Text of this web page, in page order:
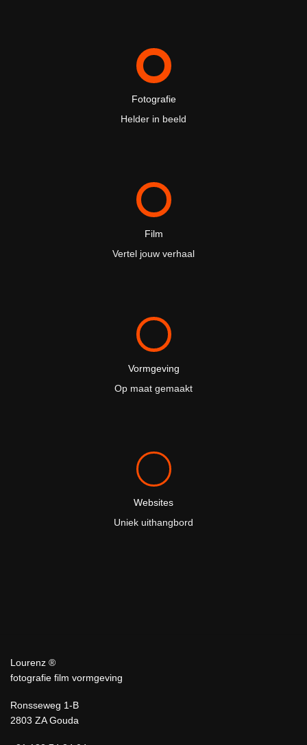
Fotografie
Helder in beeld
Film
Vertel jouw verhaal
Vormgeving
Op maat gemaakt
Websites
Uniek uithangbord
Lourenz ®
fotografie film vormgeving
Ronsseweg 1-B
2803 ZA Gouda